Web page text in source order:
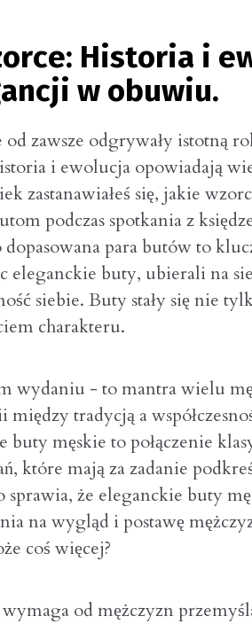
Historia i
w obuwiu.
zawsze odgrywały istotną
i ewolucja opowiadają
zastanawiałeś się, jakie
podczas spotkania z
para butów to
eleganckie buty, ubierali na
siebie. Buty stały się nie
charakteru.
wydaniu - to mantra wielu
tradycją a
buty męskie to połączenie
które mają za zadanie
sprawia, że eleganckie buty
na wygląd i postawę
coś więcej?
od mężczyzn